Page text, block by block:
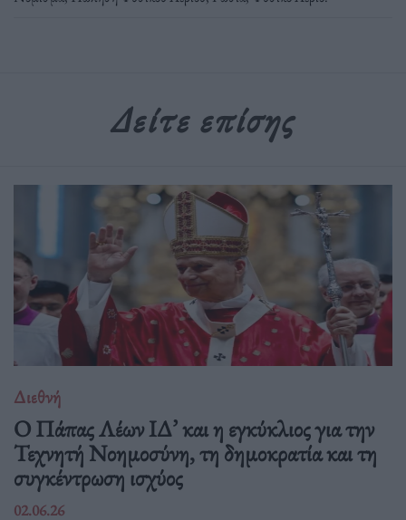
Δείτε επίσης
Διεθνή
Ο Πάπας Λέων ΙΔ’ και η εγκύκλιος για την
Τεχνητή Νοημοσύνη, τη δημοκρατία και τη
συγκέντρωση ισχύος
02.06.26